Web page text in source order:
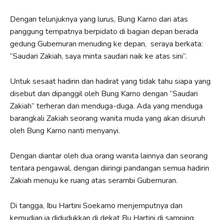
Dengan telunjuknya yang lurus, Bung Karno dari atas
panggung tempatnya berpidato di bagian depan berada
gedung Gubernuran menuding ke depan, seraya berkata:
“Saudari Zakiah, saya minta saudari naik ke atas sini”.
Untuk sesaat hadirin dan hadirat yang tidak tahu siapa yang
disebut dan dipanggil oleh Bung Karno dengan “Saudari
Zakiah” terheran dan menduga-duga. Ada yang menduga
barangkali Zakiah seorang wanita muda yang akan disuruh
oleh Bung Karno nanti menyanyi.
Dengan diantar oleh dua orang wanita lainnya dan seorang
tentara pengawal, dengan diiringi pandangan semua hadirin
Zakiah menuju ke ruang atas serambi Gubernuran.
Di tangga, Ibu Hartini Soekarno menjemputnya dan
kemudian ia didudukkan di dekat Bu Hartini di samping